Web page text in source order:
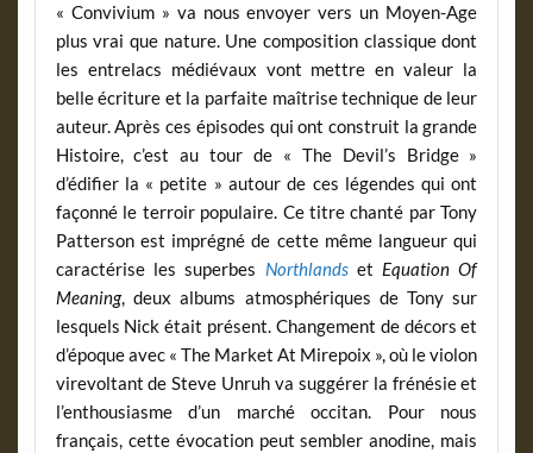
« Convivium » va nous envoyer vers un Moyen-Age
plus vrai que nature. Une composition classique dont
les entrelacs médiévaux vont mettre en valeur la
belle écriture et la parfaite maîtrise technique de leur
auteur. Après ces épisodes qui ont construit la grande
Histoire, c’est au tour de « The Devil’s Bridge »
d’édifier la « petite » autour de ces légendes qui ont
façonné le terroir populaire. Ce titre chanté par Tony
Patterson est imprégné de cette même langueur qui
caractérise les superbes Northlandset Equation Of
Meaning, deux albums atmosphériques de Tony sur
lesquels Nick était présent. Changement de décors et
d’époque avec « The Market At Mirepoix », où le violon
virevoltant de Steve Unruh va suggérer la frénésie et
l’enthousiasme d’un marché occitan. Pour nous
français, cette évocation peut sembler anodine, mais